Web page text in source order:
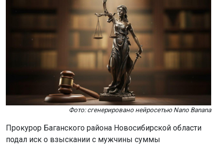
Фото: сгенерировано нейросетью Nano Banana
Прокурор Баганского района Новосибирской области
подал иск о взыскании с мужчины суммы